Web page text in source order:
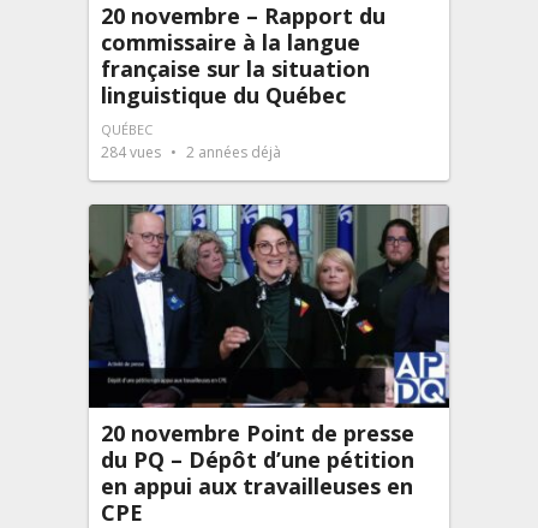
20 novembre – Rapport du
commissaire à la langue
française sur la situation
linguistique du Québec
QUÉBEC
284vues 2 années déjà
20 novembre Point de presse
du PQ – Dépôt d’une pétition
en appui aux travailleuses en
CPE